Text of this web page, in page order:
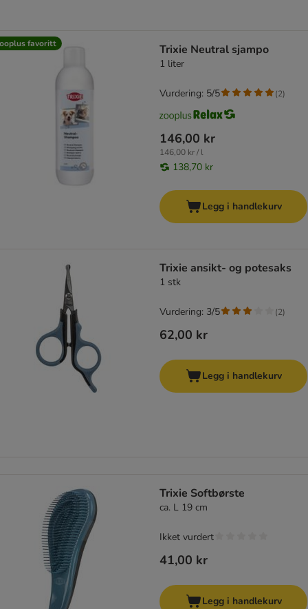
favoritt Trixie Neutral sjampo
1 liter
146,00 kr
146,00 kr / l
138,70 kr
Vurdering: 5/5 (2)
Legg i handlekurv
Trixie ansikt- og potesaks
1 stk
62,00 kr
Vurdering: 3/5 (2)
Legg i handlekurv
Trixie Softbørste
ca. L 19 cm
41,00 kr
Ikket vurdert
Legg i handlekurv